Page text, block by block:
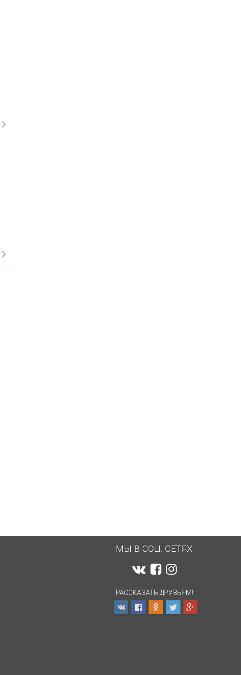
МЫ В СОЦ. СЕТЯХ
РАССКАЗАТЬ ДРУЗЬЯМ!